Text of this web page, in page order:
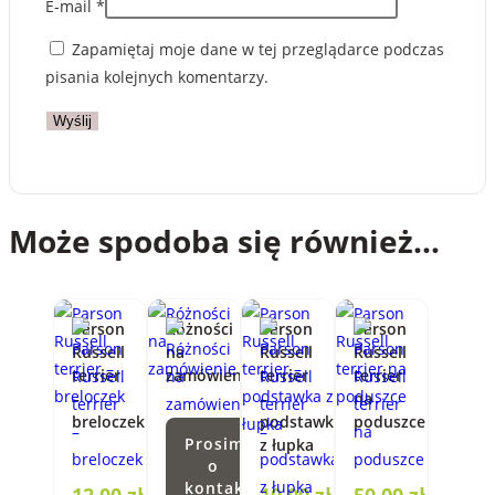
E-mail *
Zapamiętaj moje dane w tej przeglądarce podczas
pisania kolejnych komentarzy.
Może spodoba się również…
Parson
Russell
terrier
–
breloczek
Różności
na
zamówienie
Prosimy
o
kontakt
Parson
Russell
terrier
–
podstawka
z łupka
Parson
Russell
terrier
na
poduszce